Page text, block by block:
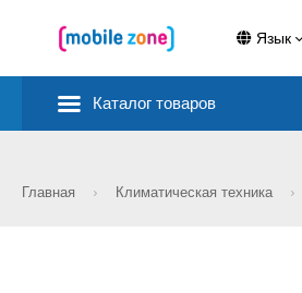
Язык
Каталог товаров
Главная Климатическая техника